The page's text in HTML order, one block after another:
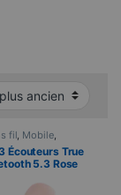
fil, Mobile,
Écouteurs True
5.3 Rose